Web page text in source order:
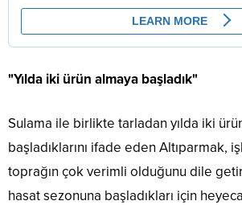
"Yılda iki ürün almaya başladık"
Sulama ile birlikte tarladan yılda iki
başladıklarını ifade eden Altıparmak,
toprağın çok verimli olduğunu dile
hasat sezonuna başladıkları için